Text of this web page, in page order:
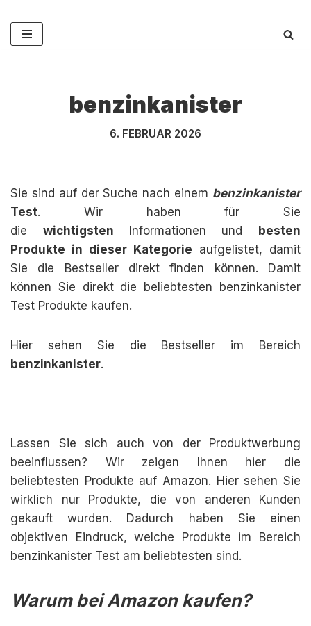
Zum
benzinkanister
6. FEBRUAR 2026
Sie sind auf der Suche nach einem benzinkanister
Test. Wir haben für Sie
die wichtigsten Informationen und
besten
Produkte in dieser Kategorie aufgelistet, damit
Sie die Bestseller direkt finden können. Damit
können Sie direkt die beliebtesten benzinkanister
Test Produkte kaufen.
Hier sehen Sie die Bestseller im Bereich
benzinkanister.
Lassen Sie sich auch von der Produktwerbung
beeinflussen? Wir zeigen Ihnen hier die
beliebtesten Produkte auf Amazon. Hier sehen Sie
wirklich nur Produkte, die von anderen Kunden
gekauft wurden. Dadurch haben Sie einen
objektiven Eindruck, welche Produkte im Bereich
benzinkanister Test am beliebtesten sind.
Warum bei Amazon kaufen?